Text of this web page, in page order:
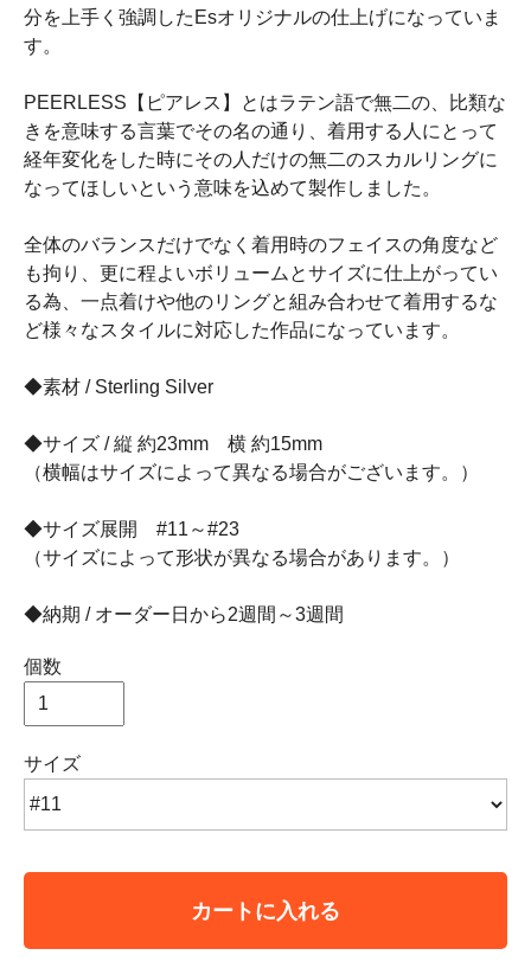
分を上手く強調したEsオリジナルの仕上げになっていま
す。
PEERLESS【ピアレス】とはラテン語で無二の、比類な
きを意味する言葉でその名の通り、着用する人にとって
経年変化をした時にその人だけの無二のスカルリングに
なってほしいという意味を込めて製作しました。
全体のバランスだけでなく着用時のフェイスの角度など
も拘り、更に程よいボリュームとサイズに仕上がってい
る為、一点着けや他のリングと組み合わせて着用するな
ど様々なスタイルに対応した作品になっています。
◆素材 / Sterling Silver
◆サイズ / 縦 約23mm 横 約15mm
（横幅はサイズによって異なる場合がございます。）
◆サイズ展開 #11～#23
（サイズによって形状が異なる場合があります。）
◆納期 / オーダー日から2週間～3週間
個数
サイズ
カートに入れる